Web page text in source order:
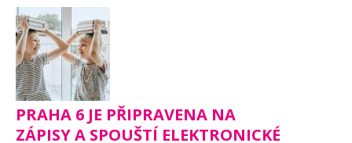
PRAHA 6 JE PŘIPRAVENA NA
ZÁPISY A SPOUŠTÍ ELEKTRONICKÉ